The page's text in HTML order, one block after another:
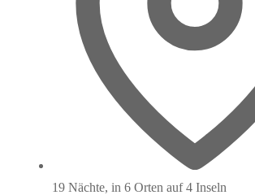
19 Nächte, in 6 Orten auf 4 Inseln